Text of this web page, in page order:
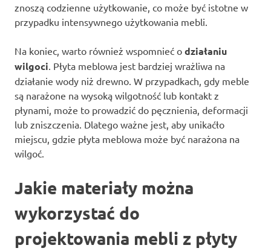
znoszą codzienne użytkowanie, co może być istotne w
przypadku intensywnego użytkowania mebli.
Na koniec, warto również wspomnieć o działaniu
wilgoci . Płyta meblowa jest bardziej wrażliwa na
działanie wody niż drewno. W przypadkach, gdy meble
są narażone na wysoką wilgotność lub kontakt z
płynami, może to prowadzić do pęcznienia, deformacji
lub zniszczenia. Dlatego ważne jest, aby unikaćło
miejscu, gdzie płyta meblowa może być narażona na
wilgoć.
Jakie materiały można
wykorzystać do
projektowania mebli z płyty